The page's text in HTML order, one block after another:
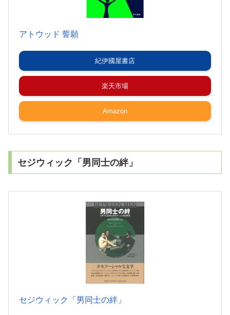
アトウッド 誓願
紀伊國屋書店
楽天市場
Amazon
セジウィック「男同士の絆」
セジウィック「男同士の絆」